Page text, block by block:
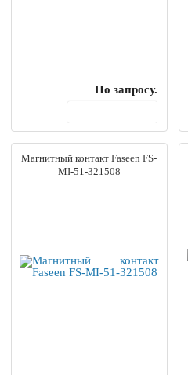
По запросу.
Магнитный контакт Faseen FS-
MI-51-321508